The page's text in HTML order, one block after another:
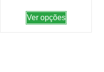
Ver opções